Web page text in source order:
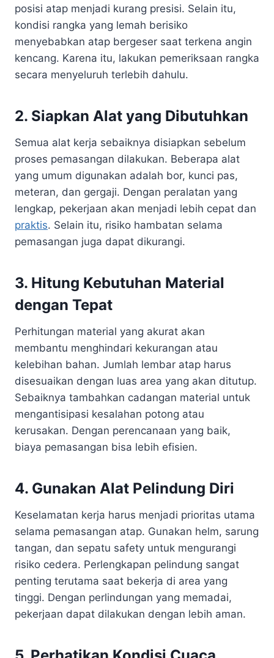
posisi atap menjadi kurang presisi. Selain itu,
kondisi rangka yang lemah berisiko
menyebabkan atap bergeser saat terkena angin
kencang. Karena itu, lakukan pemeriksaan rangka
secara menyeluruh terlebih dahulu.
2. Siapkan Alat yang Dibutuhkan
Semua alat kerja sebaiknya disiapkan sebelum
proses pemasangan dilakukan. Beberapa alat
yang umum digunakan adalah bor, kunci pas,
meteran, dan gergaji. Dengan peralatan yang
lengkap, pekerjaan akan menjadi lebih cepat dan
praktis. Selain itu, risiko hambatan selama
pemasangan juga dapat dikurangi.
3. Hitung Kebutuhan Material
dengan Tepat
Perhitungan material yang akurat akan
membantu menghindari kekurangan atau
kelebihan bahan. Jumlah lembar atap harus
disesuaikan dengan luas area yang akan ditutup.
Sebaiknya tambahkan cadangan material untuk
mengantisipasi kesalahan potong atau
kerusakan. Dengan perencanaan yang baik,
biaya pemasangan bisa lebih efisien.
4. Gunakan Alat Pelindung Diri
Keselamatan kerja harus menjadi prioritas utama
selama pemasangan atap. Gunakan helm, sarung
tangan, dan sepatu safety untuk mengurangi
risiko cedera. Perlengkapan pelindung sangat
penting terutama saat bekerja di area yang
tinggi. Dengan perlindungan yang memadai,
pekerjaan dapat dilakukan dengan lebih aman.